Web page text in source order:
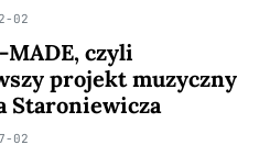
02
MADE, czyli
projekt muzyczny
Staroniewicza
02